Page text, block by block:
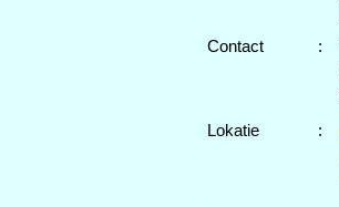
Contact
:
Lokatie :